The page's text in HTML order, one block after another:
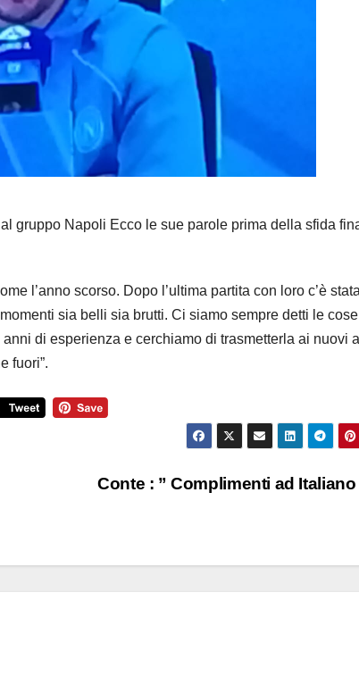
gruppo Napoli Ecco le sue parole prima della sfida
l’anno scorso. Dopo l’ultima partita con loro c’è
sia belli sia brutti. Ci siamo sempre detti le
di esperienza e cerchiamo di trasmetterla ai nuovi
fuori”.
Conte : ” Complimenti ad